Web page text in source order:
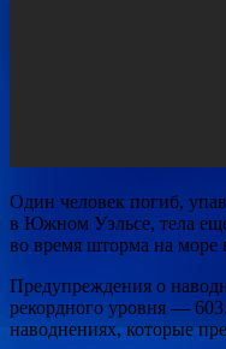
Один человек погиб,
в Южном Уэльсе, тела
во время шторма на море
Предупреждения о
рекордного уровня —
наводнениях, которые